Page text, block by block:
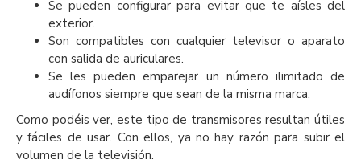
Se pueden configurar para evitar que te aísles del
exterior.
Son compatibles con cualquier televisor o aparato
con salida de auriculares.
Se les pueden emparejar un número ilimitado de
audífonos siempre que sean de la misma marca.
Como podéis ver, este tipo de transmisores resultan útiles
y fáciles de usar. Con ellos, ya no hay razón para subir el
volumen de la televisión.